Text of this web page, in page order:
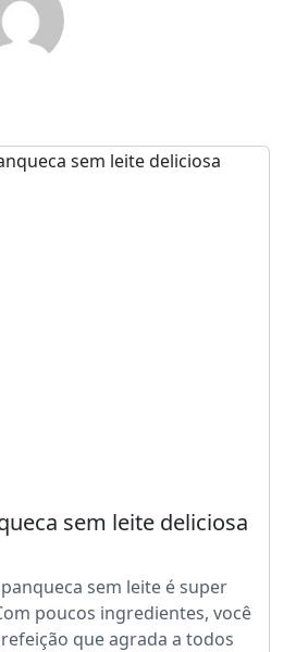
sem leite deliciosa
sem leite é super
poucos ingredientes, você
que agrada a todos